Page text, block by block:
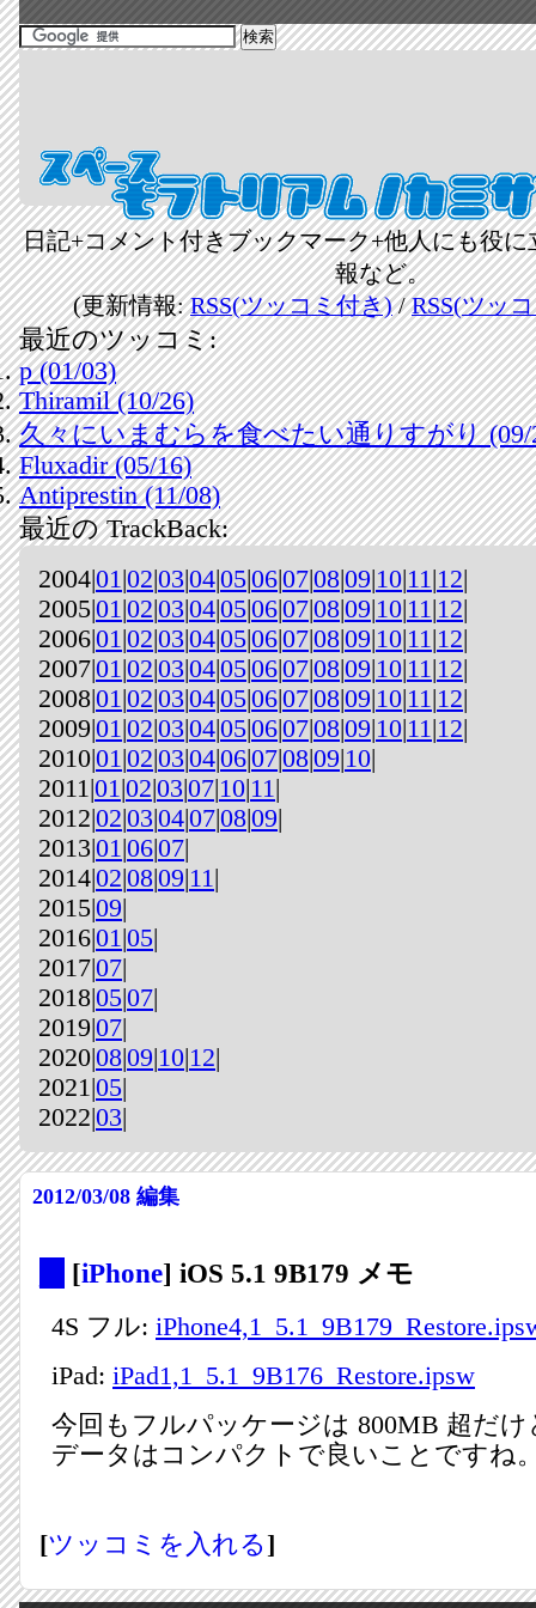
日記+コメント付きブックマーク+他人にも役
報など。
(更新情報:RSS(ツッコミ付き)/RSS(ツッ
最近のツッコミ:
p (01/03)
Thiramil (10/26)
久々にいまむらを食べたい通りすがり (09/
Fluxadir (05/16)
Antiprestin (11/08)
最近の TrackBack:
2004|01|02|03|04|05|06|07|08|09|10|11|12|
2005|01|02|03|04|05|06|07|08|09|10|11|12|
2006|01|02|03|04|05|06|07|08|09|10|11|12|
2007|01|02|03|04|05|06|07|08|09|10|11|12|
2008|01|02|03|04|05|06|07|08|09|10|11|12|
2009|01|02|03|04|05|06|07|08|09|10|11|12|
2010|01|02|03|04|06|07|08|09|10|
2011|01|02|03|07|10|11|
2012|02|03|04|07|08|09|
2013|01|06|07|
2014|02|08|09|11|
2015|09|
2016|01|05|
2017|07|
2018|05|07|
2019|07|
2020|08|09|10|12|
2021|05|
2022|03|
2012/03/08 編集
[iPhone] iOS 5.1 9B179 メモ
4S フル:
iPad: iPad1,1_5.1_9B176_Restore.ipsw
今回もフルパッケージは 800MB 超だ
データはコンパクトで良いことですね
[ツッコミを入れる]